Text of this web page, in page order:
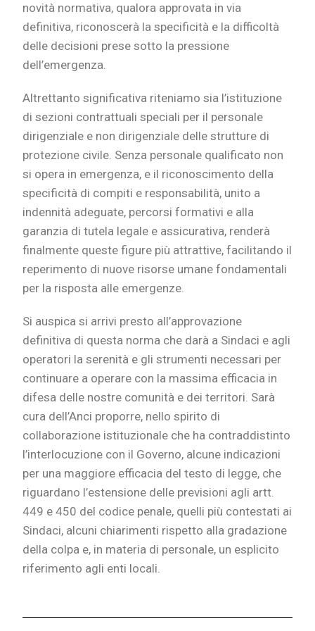
novità normativa, qualora approvata in via
definitiva, riconoscerà la specificità e la difficoltà
delle decisioni prese sotto la pressione
dell’emergenza.
Altrettanto significativa riteniamo sia l’istituzione
di sezioni contrattuali speciali per il personale
dirigenziale e non dirigenziale delle strutture di
protezione civile. Senza personale qualificato non
si opera in emergenza, e il riconoscimento della
specificità di compiti e responsabilità, unito a
indennità adeguate, percorsi formativi e alla
garanzia di tutela legale e assicurativa, renderà
finalmente queste figure più attrattive, facilitando il
reperimento di nuove risorse umane fondamentali
per la risposta alle emergenze.
Si auspica si arrivi presto all’approvazione
definitiva di questa norma che darà a Sindaci e agli
operatori la serenità e gli strumenti necessari per
continuare a operare con la massima efficacia in
difesa delle nostre comunità e dei territori. Sarà
cura dell’Anci proporre, nello spirito di
collaborazione istituzionale che ha contraddistinto
l’interlocuzione con il Governo, alcune indicazioni
per una maggiore efficacia del testo di legge, che
riguardano l’estensione delle previsioni agli artt.
449 e 450 del codice penale, quelli più contestati ai
Sindaci, alcuni chiarimenti rispetto alla gradazione
della colpa e, in materia di personale, un esplicito
riferimento agli enti locali.